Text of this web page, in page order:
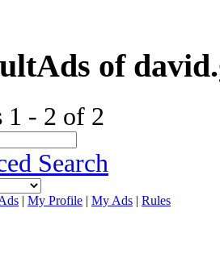
Ads of
1 - 2 of 2
Search
| My Profile | My Ads | Rules